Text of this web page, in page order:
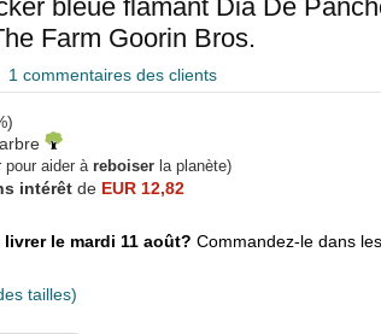
bleue flamant Dia De
Farm Goorin Bros.
1 commentaires des clients
pour aider à reboiser la planète)
intérêt de EUR 12,82
le mardi 11 août? Commandez-le dans les
tailles)